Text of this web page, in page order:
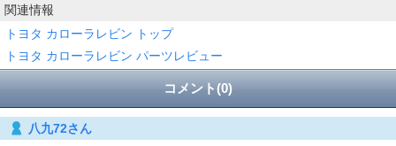
関連情報
トヨタ カローラレビン トップ
トヨタ カローラレビン パーツレビュー
コメント(0)
八九72さん